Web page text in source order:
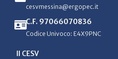
cesvmessina@ergopec.it
C.F. 97066070836
Codice Univoco: E4X9PNC
Il CESV